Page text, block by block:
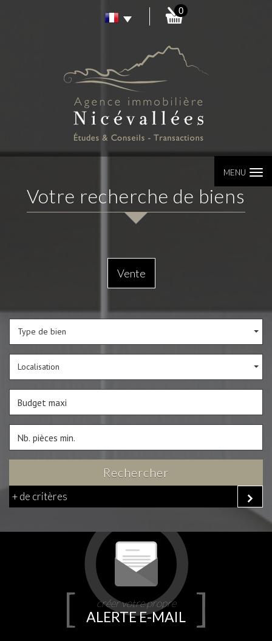
0
MENU
Votre recherche de biens
Vente
Type de bien
Localisation
Rechercher
+ de critères
créer votre propre
ALERTE E-MAIL